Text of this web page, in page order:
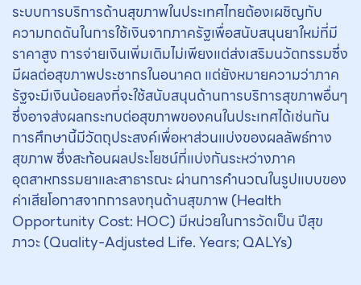
ระบบการบริการด้านสุขภาพในประเทศไทยต้องเผชิญกับ
ความกดดันในการใช้เงินจากภาครัฐเพื่อสนับสนุนยาใหม่ที่มี
ราคาสูง การจ่ายเงินเพิ่มเติมไม่เพียงแต่ส่งเสริมนวัตกรรมซึ่ง
มีผลต่อสุขภาพประชากรในอนาคต แต่ยังหมายความว่าภาค
รัฐจะมีเงินน้อยลงที่จะใช้สนับสนุนด้านการบริการสุขภาพอื่นๆ
ซึ่งอาจส่งผลกระทบต่อสุขภาพของคนในประเทศได้เช่นกัน
การศึกษานี้มีวัตถุประสงค์เพื่อหาส่วนแบ่งของผลลัพธ์ทาง
สุขภาพ ซึ่งสะท้อนผลประโยชน์ที่แบ่งกันระหว่างภาค
อุตสาหกรรมยาและสาธารณะ ผ่านการคำนวณในรูปแบบของ
ค่าเสียโอกาสจากการลงทุนด้านสุขภาพ (Health
Opportunity Cost: HOC) มีหน่วยในการวัดเป็น ปีสุข
ภาวะ (Quality-Adjusted Life. Years; QALYs)